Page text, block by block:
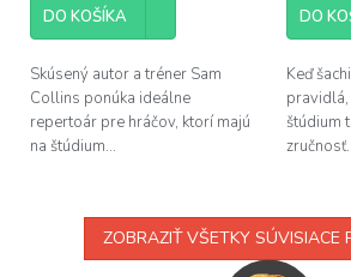
DO KOŠÍKA
Skúsený autor a tréner Sam
Collins ponúka ideálne
repertoár pre hráčov, ktorí majú
na štúdium...
DO
Keď
štúdium
ZOBRAZIŤ VŠETKY SÚVISIACE